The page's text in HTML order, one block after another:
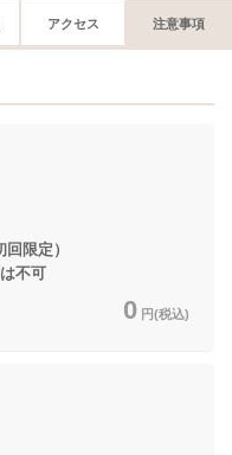
アクセス 注意事項
限定）
不可
0 円(税込)